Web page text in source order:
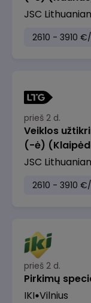
JSC
2610 - 3910
prieš 2 d.
Veiklos
(-ė)
JSC
2610 - 3910
prieš 2 d.
Pirkimų
IKI Vilnius